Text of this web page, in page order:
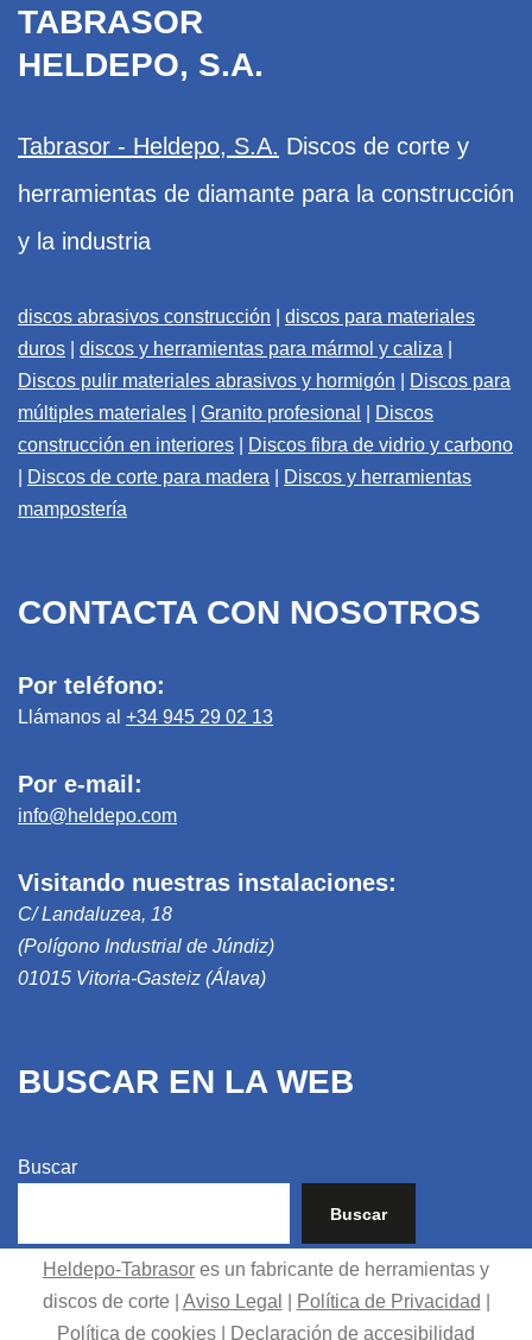
TABRASOR
HELDEPO, S.A.
Tabrasor - Heldepo, S.A. Discos de corte y
herramientas de diamante para la construcción
y la industria
discos abrasivos construcción
discos para materiales
duros
discos y herramientas para mármol y caliza
Discos pulir materiales abrasivos y hormigón
Discos para
múltiples materiales
Granito profesional
Discos
construcción en interiores
Discos fibra de vidrio y carbono
Discos de corte para madera
Discos y herramientas
mampostería
CONTACTA CON NOSOTROS
Por teléfono:
Llámanos al +34 945 29 02 13
Por e-mail:
info@heldepo.com
Visitando nuestras instalaciones:
C/ Landaluzea, 18
(Polígono Industrial de Júndiz)
01015 Vitoria-Gasteiz (Álava)
BUSCAR EN LA WEB
Buscar
Buscar
Heldepo-Tabrasor es un fabricante de herramientas y
discos de corte | Aviso Legal Política de Privacidad
Política de cookies
Declaración de accesibilidad